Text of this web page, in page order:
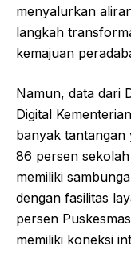
menyalurkan
langkah
kemajuan
Namun, data dari
Digital
banyak tantangan
86 persen
memiliki
dengan fasilitas
persen
memiliki koneksi